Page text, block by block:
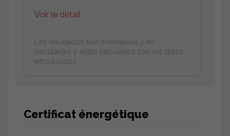
Voir le détail
Los resultados son orientativos y no
vinculantes y estan calculados con los datos
introducidos.
Certificat énergétique